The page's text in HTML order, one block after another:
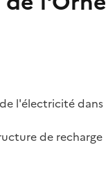
l'électricité dans
de recharge